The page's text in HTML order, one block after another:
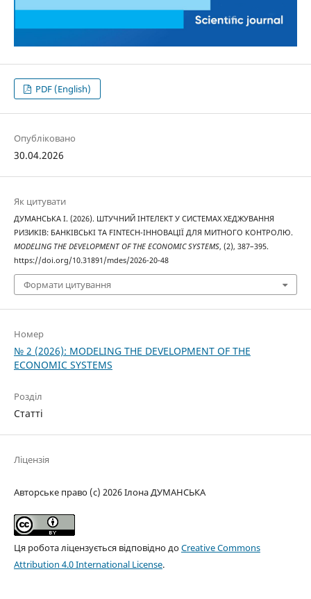
PDF (English)
Опубліковано
30.04.2026
Як цитувати
ДУМАНСЬКА I. (2026). ШТУЧНИЙ ІНТЕЛЕКТ У СИСТЕМАХ ХЕДЖУВАННЯ
РИЗИКІВ: БАНКІВСЬКІ ТА FINTECH-ІННОВАЦІЇ ДЛЯ МИТНОГО КОНТРОЛЮ.
MODELING THE DEVELOPMENT OF THE ECONOMIC SYSTEMS, (2), 387–395.
https://doi.org/10.31891/mdes/2026-20-48
Формати цитування
Номер
№ 2 (2026): MODELING THE DEVELOPMENT OF THE
ECONOMIC SYSTEMS
Розділ
Статті
Ліцензія
Авторське право (c) 2026 Ілона ДУМАНСЬКА
Ця робота ліцензується відповідно доCreative Commons
Attribution 4.0 International License.